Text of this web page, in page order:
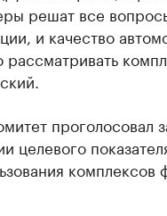
решат все
и качество
проголосовал
целевого
комплексов